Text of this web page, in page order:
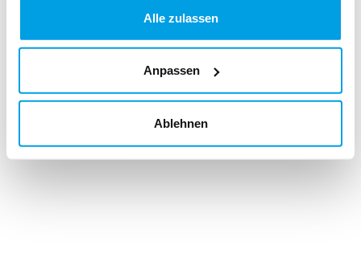
Alle zulassen
Anpassen
Ablehnen